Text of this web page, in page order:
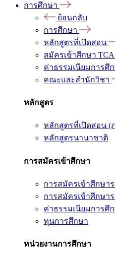
การศึกษา
ย้อนกลับ
การศึกษา
หลักสูตรที่เปิดสอน
สมัครเข้าศึกษา
ค่าธรรมเนียมการศึ
คณะและสำนักวิชา
หลักสูตร
หลักสูตรที่เปิดสอน (
หลักสูตรนานาชาติ
การสมัครเข้าศึกษา
การสมัครเข้าศึกษ
การสมัครเข้าศึกษ
ค่าธรรมเนียมการศึ
ทุนการศึกษา
หน่วยงานการศึกษา